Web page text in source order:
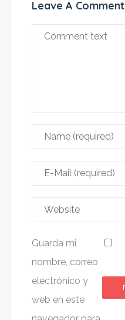
Leave A Comment
Guarda mi
nombre, correo
electrónico y
web en este